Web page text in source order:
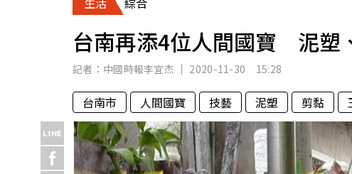
專欄
房產新勢力
台南再添4位人間國寶 泥塑
記者： 中國時報李宜杰 2020-11-30 15:28
台南市 人間國寶 技藝 泥塑 剪黏